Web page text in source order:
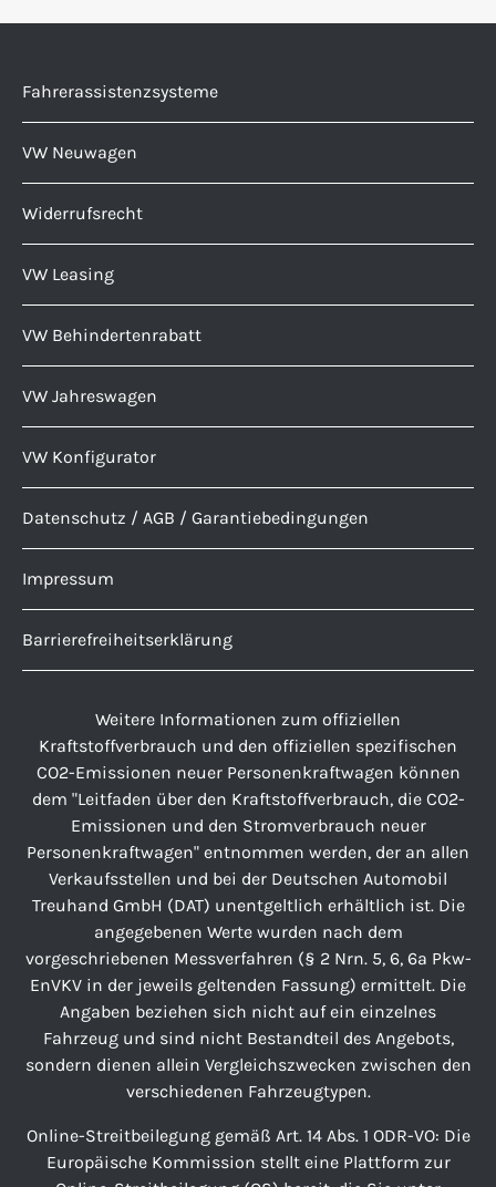
Fahrerassistenzsysteme
VW Neuwagen
Widerrufsrecht
VW Leasing
VW Behindertenrabatt
VW Jahreswagen
VW Konfigurator
Datenschutz / AGB / Garantiebedingungen
Impressum
Barrierefreiheitserklärung
Weitere Informationen zum offiziellen
Kraftstoffverbrauch und den offiziellen spezifischen
CO2-Emissionen neuer Personenkraftwagen können
dem "Leitfaden über den Kraftstoffverbrauch, die CO2-
Emissionen und den Stromverbrauch neuer
Personenkraftwagen" entnommen werden, der an allen
Verkaufsstellen und bei der Deutschen Automobil
Treuhand GmbH (DAT) unentgeltlich erhältlich ist. Die
angegebenen Werte wurden nach dem
vorgeschriebenen Messverfahren (§ 2 Nrn. 5, 6, 6a Pkw-
EnVKV in der jeweils geltenden Fassung) ermittelt. Die
Angaben beziehen sich nicht auf ein einzelnes
Fahrzeug und sind nicht Bestandteil des Angebots,
sondern dienen allein Vergleichszwecken zwischen den
verschiedenen Fahrzeugtypen.
Online-Streitbeilegung gemäß Art. 14 Abs. 1 ODR-VO: Die
Europäische Kommission stellt eine Plattform zur